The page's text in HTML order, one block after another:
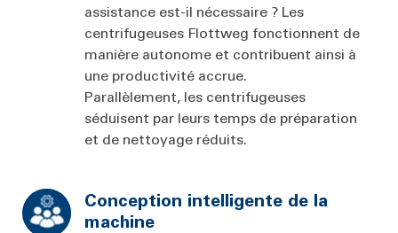
assistance est-il nécessaire ? Les
centrifugeuses Flottweg fonctionnent de
manière autonome et contribuent ainsi à
une productivité accrue.
Parallèlement, les centrifugeuses
séduisent par leurs temps de préparation
et de nettoyage réduits.
Conception intelligente de la
machine